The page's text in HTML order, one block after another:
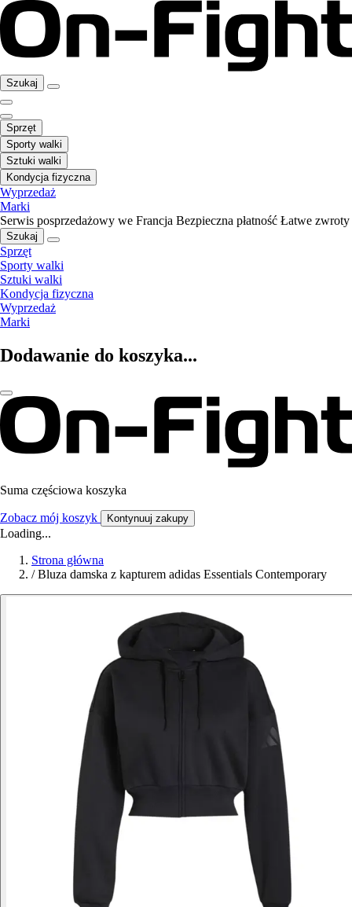
Szukaj
Sprzęt
Sporty walki
Sztuki walki
Kondycja fizyczna
Wyprzedaż
Marki
Serwis posprzedażowy we Francja Bezpieczna płatność Łatwe zwroty
Szukaj
Sprzęt
Sporty walki
Sztuki walki
Kondycja fizyczna
Wyprzedaż
Marki
Dodawanie do koszyka...
Suma częściowa koszyka
Zobacz mój koszyk Kontynuuj zakupy
Loading...
Strona główna
/ Bluza damska z kapturem adidas Essentials Contemporary